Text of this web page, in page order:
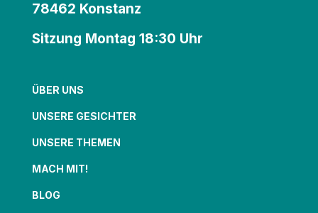
78462 Konstanz
Sitzung Montag 18:30 Uhr
ÜBER UNS
UNSERE GESICHTER
UNSERE THEMEN
MACH MIT!
BLOG